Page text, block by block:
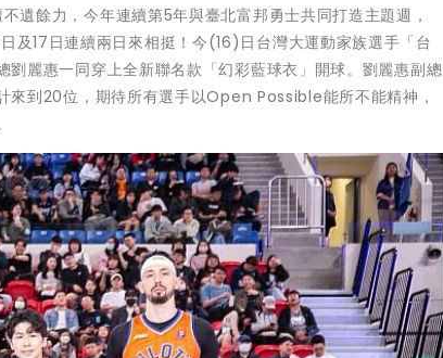
餘力，今年連續第5年與臺北富邦勇士共同打造主題週，
17日連續兩日來相挺！今(16)日台灣大運動家族選手「台
麗惠一同穿上全新聯名款「幻彩藍球衣」開球。劉麗惠副總
來到20位，期待所有選手以Open Possible能所不能精神，